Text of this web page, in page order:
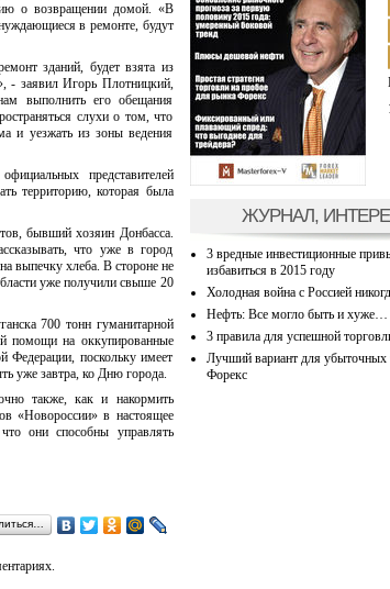
о возвращении домой. «В
в ремонте, будут
зданий, будет взята из
- заявил Игорь Плотницкий,
выполнить его обещания
слухи о том, что
и уезжать из зоны ведения
представителей
территорию, которая была
бывший хозяин Донбасса.
что уже в город
выпечку хлеба. В стороне не
уже получили свыше 20
700 тонн гуманитарной
помощи на оккупированные
Федерации, поскольку имеет
уже завтра, ко Дню города.
также, как и накормить
«Новороссии» в настоящее
они способны управлять
ЖУРНАЛ,
3 вредные инвестиционные
избавиться в 2015 году
Холодная война с Россией
Нефть: Все могло быть и хуже…
3 правила для успешной
Лучший вариант для убыточных
Форекс